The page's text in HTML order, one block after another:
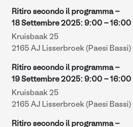
Ritiro secondo il programma -
18 Settembre 2025: 9:00 - 16:00
Kruisbaak 25
2165 AJ Lisserbroek (Paesi Bassi)
Ritiro secondo il programma -
19 Settembre 2025: 9:00 - 16:00
Kruisbaak 25
2165 AJ Lisserbroek (Paesi Bassi)
Ritiro secondo il programma -